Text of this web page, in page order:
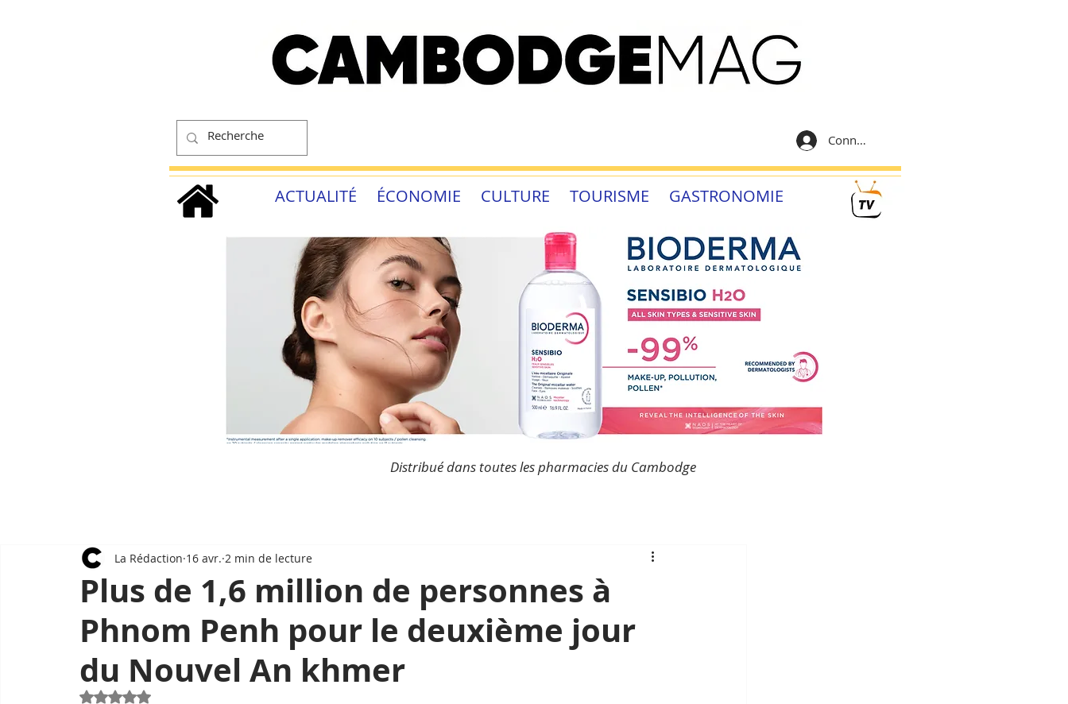
Connexion
ACTUALITÉ ÉCONOMIE CULTURE TOURISME GASTRONOMIE
Distribué dans toutes les pharmacies du Cambodge
Plus de 1,6 million de personnes à
Phnom Penh pour le deuxième jour
du Nouvel An khmer
La Rédaction 16 avr. 2 min de lecture
Noté NaN étoiles sur 5.